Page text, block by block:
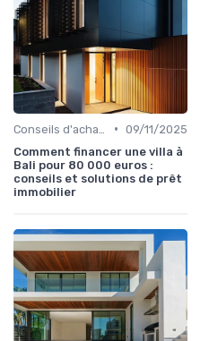
• 09/11/2025
Comment financer une villa à
Bali pour 80 000 euros :
conseils et solutions de prêt
immobilier